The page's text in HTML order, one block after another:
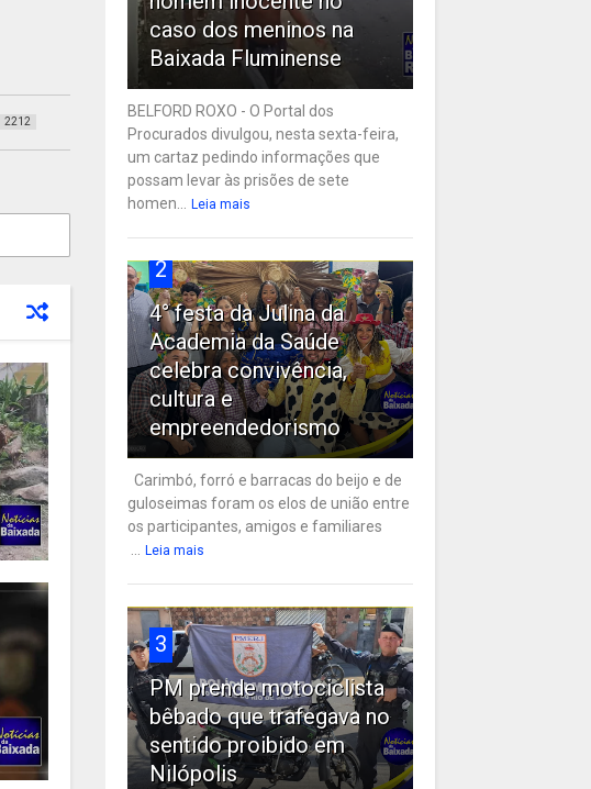
2212
caso dos meninos na
Baixada Fluminense
BELFORD ROXO - O Portal dos
Procurados divulgou, nesta sexta-feira,
um cartaz pedindo informações que
possam levar às prisões de sete
homen... Leia mais
2
4° festa da Julina da
Academia da Saúde
celebra convivência,
cultura e
empreendedorismo
Carimbó, forró e barracas do beijo e de
guloseimas foram os elos de união entre
os participantes, amigos e familiares
... Leia mais
3
PM prende motociclista
bêbado que trafegava no
sentido proibido em
Nilópolis